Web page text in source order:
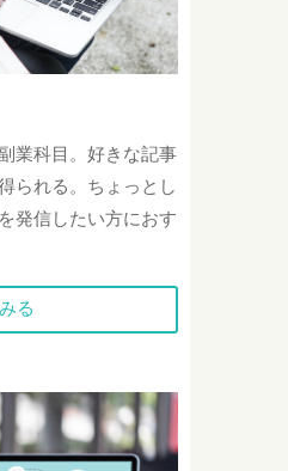
業科目。好きな記事
られる。ちょっとし
発信したい方におす
る